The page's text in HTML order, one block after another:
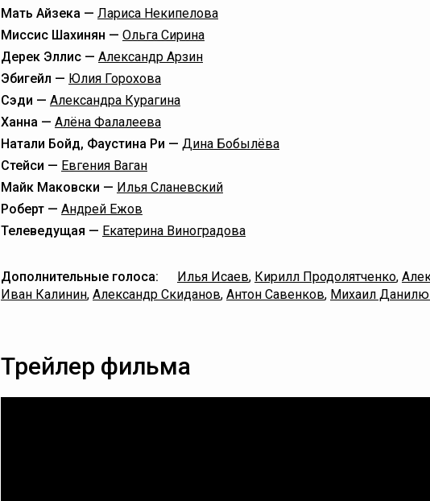
Мать Айзека — Лариса Некипелова
Миссис Шахинян — Ольга Сирина
Дерек Эллис — Александр Арзин
Эбигейл — Юлия Горохова
Сэди — Александра Курагина
Ханна — Алёна Фалалеева
Натали Бойд, Фаустина Ри — Дина Бобылёва
Стейси — Евгения Ваган
Майк Маковски — Илья Сланевский
Роберт — Андрей Ежов
Телеведущая — Екатерина Виноградова
Дополнительные голоса: Илья Исаев, Кирилл Продолятченко,
Иван Калинин, Александр Скиданов, Антон Савенков, Михаил
Трейлер фильма